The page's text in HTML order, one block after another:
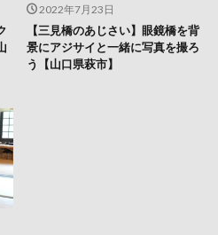
2022年7月23日
【三見橋のあじさい】眼鏡橋を背
景にアジサイと一緒に写真を撮ろ
う【山口県萩市】